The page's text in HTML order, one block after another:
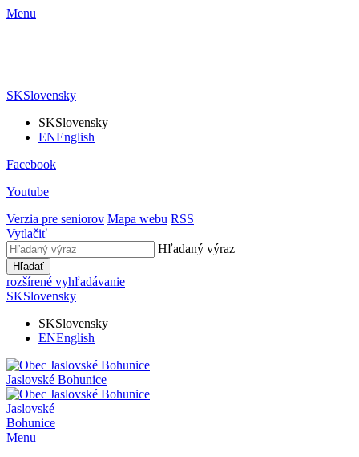
Menu
SKSlovensky
SKSlovensky
ENEnglish
Facebook
Youtube
Verzia pre seniorov Mapa webu RSS
Vytlačiť
Hľadaný výraz
Hľadať
rozšírené vyhľadávanie
SKSlovensky
SKSlovensky
ENEnglish
Jaslovské Bohunice
Jaslovské
Bohunice
Menu